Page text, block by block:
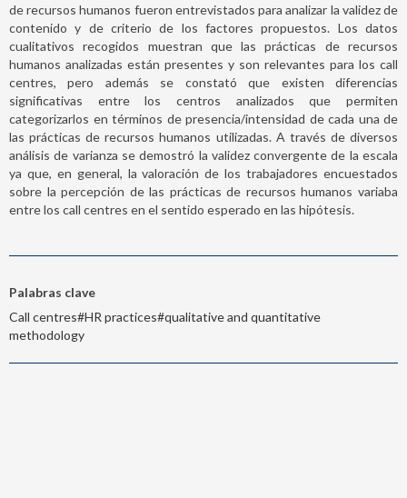
de recursos humanos fueron entrevistados para analizar la validez de
contenido y de criterio de los factores propuestos. Los datos
cualitativos recogidos muestran que las prácticas de recursos
humanos analizadas están presentes y son relevantes para los call
centres, pero además se constató que existen diferencias
significativas entre los centros analizados que permiten
categorizarlos en términos de presencia/intensidad de cada una de
las prácticas de recursos humanos utilizadas. A través de diversos
análisis de varianza se demostró la validez convergente de la escala
ya que, en general, la valoración de los trabajadores encuestados
sobre la percepción de las prácticas de recursos humanos variaba
entre los call centres en el sentido esperado en las hipótesis.
Palabras clave
Call centres#HR practices#qualitative and quantitative
methodology